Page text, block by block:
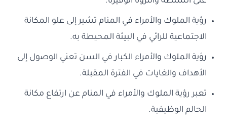
رؤية الملوك والأمراء في المنام تشير إلى علو المكانة
الاجتماعية للرائي في البيئة المحيطة به.
رؤية الملوك والأمراء الكبار في السن تعني الوصول إلى
الأهداف والغايات في الفترة المقبلة.
تعبر رؤية الملوك والأمراء في المنام عن ارتفاع مكانة
الحالم الوظيفية.